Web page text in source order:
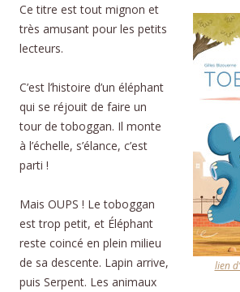
lien
Ce titre est tout mignon et
très amusant pour les petits
lecteurs.
C’est l’histoire d’un éléphant
qui se réjouit de faire un
tour de toboggan. Il monte
à l’échelle, s’élance, c’est
parti !
Mais OUPS ! Le toboggan
est trop petit, et Éléphant
reste coincé en plein milieu
de sa descente. Lapin arrive,
puis Serpent. Les animaux